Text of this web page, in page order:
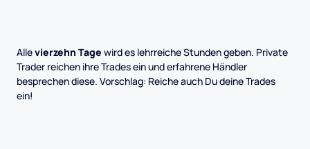
Allevierzehn Tage wird es lehrreiche Stunden geben. Private
Trader reichen ihre Trades ein und erfahrene Händler
besprechen diese. Vorschlag: Reiche auch Du deine Trades
ein!